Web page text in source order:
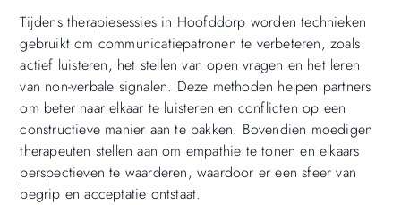
Tijdens therapiesessies in Hoofddorp worden technieken
gebruikt om communicatiepatronen te verbeteren, zoals
actief luisteren, het stellen van open vragen en het leren
van non-verbale signalen. Deze methoden helpen partners
om beter naar elkaar te luisteren en conflicten op een
constructieve manier aan te pakken. Bovendien moedigen
therapeuten stellen aan om empathie te tonen en elkaars
perspectieven te waarderen, waardoor er een sfeer van
begrip en acceptatie ontstaat.